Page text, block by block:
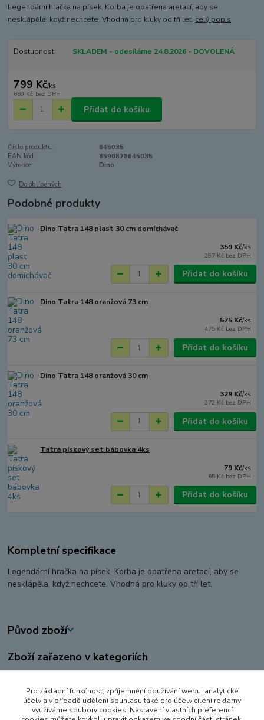
Legendární hračka na písek. Korba je opatřena aretací, aby se
nesklápěla, když nechcete. Vhodná pro kluky od tří let. celý popis
Dostupnost SKLADEM - odesíláme 24.8.2026 - DOVOLENÁ
799 Kč/ks
660 Kč bez DPH
Přidat do košíku
Číslo produktu:
645035
EAN kód:
8590878645035
Výrobce:
Dino
Do oblíbených
Podobné produkty
Dino Tatra 148 plast 30 cm domíchávač
359 Kč/ks
297 Kč bez DPH
Přidat do košíku
Dino Tatra 148 oranžová 73 cm
575 Kč/ks
475 Kč bez DPH
Přidat do košíku
Dino Tatra 148 oranžová 30 cm
329 Kč/ks
272 Kč bez DPH
Přidat do košíku
Tatra pískový set bábovka 4ks
79 Kč/ks
65 Kč bez DPH
Přidat do košíku
Kompletní specifikace
Legendární hračka na písek. Korba je opatřena aretací, aby se
nesklápěla, když nechcete. Vhodná pro kluky od tří let.
Původ zboží
Zboží zařazeno v kategoriích
HRAČKY NA VEN A SPORT
NÁKLADNÍ AUTA
Pro základní funkčnost, zpříjemnění používání webu, analytické
účely a v případě udělení souhlasu také pro účely cílení reklamy
využíváme soubory cookies. Nastavení vlastních preferencí